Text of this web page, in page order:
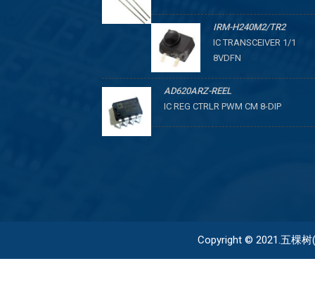
IRM-H240M2/TR2
IC TRANSCEIVER 1/1
8VDFN
AD620ARZ-REEL
IC REG CTRLR PWM CM 8-DIP
Copyright © 2021.五棵